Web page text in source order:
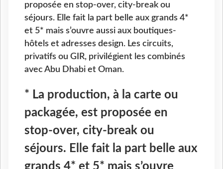
proposée en stop-over, city-break ou
séjours. Elle fait la part belle aux grands 4*
et 5* mais s’ouvre aussi aux boutiques-
hôtels et adresses design. Les circuits,
privatifs ou GIR, privilégient les combinés
avec Abu Dhabi et Oman.
* La production, à la carte ou
packagée, est proposée en
stop-over, city-break ou
séjours. Elle fait la part belle aux
grands 4* et 5* mais s’ouvre